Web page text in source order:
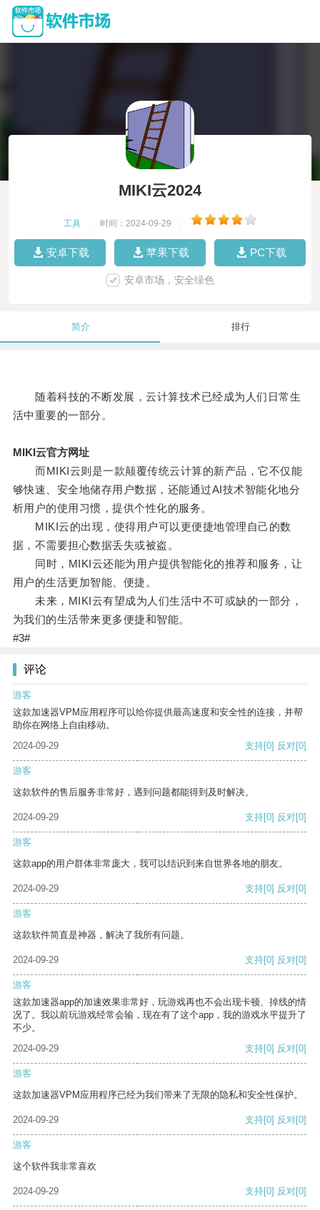
MIKI云2024
工具 时间：2024-09-29
安卓下载 苹果下载 PC下载
安卓市场，安全绿色
简介 排行
随着科技的不断发展，云计算技术已经成为人们日常生
活中重要的一部分。
MIKI云官方网址
而MIKI云则是一款颠覆传统云计算的新产品，它不仅能
够快速、安全地储存用户数据，还能通过AI技术智能化地分
析用户的使用习惯，提供个性化的服务。
MIKI云的出现，使得用户可以更便捷地管理自己的数
据，不需要担心数据丢失或被盗。
同时，MIKI云还能为用户提供智能化的推荐和服务，让
用户的生活更加智能、便捷。
未来，MIKI云有望成为人们生活中不可或缺的一部分，
为我们的生活带来更多便捷和智能。
#3#
评论
游客
这款加速器VPM应用程序可以给你提供最高速度和安全性的连接，并帮
助你在网络上自由移动。
2024-09-29
支持[0] 反对[0]
游客
这款软件的售后服务非常好，遇到问题都能得到及时解决。
2024-09-29 支持[0] 反对[0]
游客
这款app的用户群体非常庞大，我可以结识到来自世界各地的朋友。
2024-09-29 支持[0] 反对[0]
游客
这款软件简直是神器，解决了我所有问题。
2024-09-29 支持[0] 反对[0]
游客
这款加速器app的加速效果非常好，玩游戏再也不会出现卡顿、掉线的情
况了。我以前玩游戏经常会输，现在有了这个app，我的游戏水平提升了
不少。
2024-09-29
支持[0] 反对[0]
游客
这款加速器VPM应用程序已经为我们带来了无限的隐私和安全性保护。
2024-09-29 支持[0] 反对[0]
游客
这个软件我非常喜欢
2024-09-29 支持[0] 反对[0]